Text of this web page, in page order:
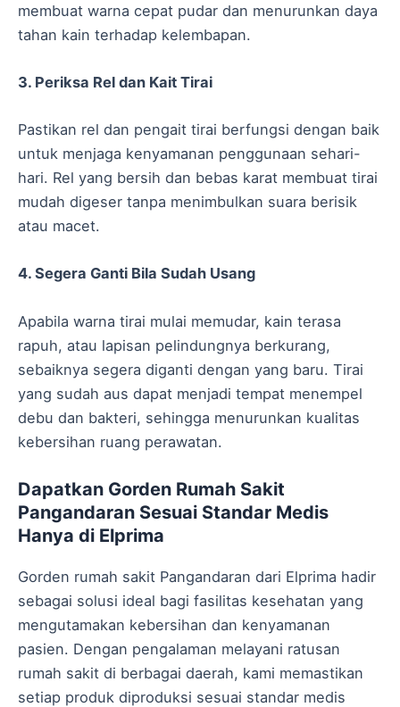
membuat warna cepat pudar dan menurunkan daya
tahan kain terhadap kelembapan.
3. Periksa Rel dan Kait Tirai
Pastikan rel dan pengait tirai berfungsi dengan baik
untuk menjaga kenyamanan penggunaan sehari-
hari. Rel yang bersih dan bebas karat membuat tirai
mudah digeser tanpa menimbulkan suara berisik
atau macet.
4. Segera Ganti Bila Sudah Usang
Apabila warna tirai mulai memudar, kain terasa
rapuh, atau lapisan pelindungnya berkurang,
sebaiknya segera diganti dengan yang baru. Tirai
yang sudah aus dapat menjadi tempat menempel
debu dan bakteri, sehingga menurunkan kualitas
kebersihan ruang perawatan.
Dapatkan Gorden Rumah Sakit
Pangandaran Sesuai Standar Medis
Hanya di Elprima
Gorden rumah sakit Pangandaran dari Elprima hadir
sebagai solusi ideal bagi fasilitas kesehatan yang
mengutamakan kebersihan dan kenyamanan
pasien. Dengan pengalaman melayani ratusan
rumah sakit di berbagai daerah, kami memastikan
setiap produk diproduksi sesuai standar medis